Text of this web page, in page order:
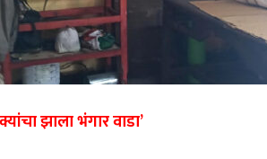
झाला भंगार वाडा’